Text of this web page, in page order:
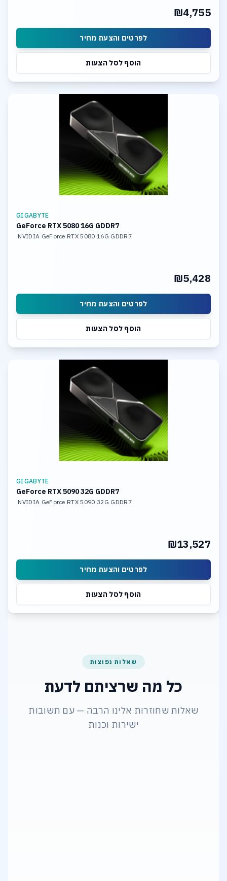
₪4,755
לפרטים והצעת מחיר
הוסף לסל הצעות
GIGABYTE
GeForce RTX 5080 16G GDDR7
NVIDIA GeForce RTX 5080 16G GDDR7.
₪5,428
לפרטים והצעת מחיר
הוסף לסל הצעות
GIGABYTE
GeForce RTX 5090 32G GDDR7
NVIDIA GeForce RTX 5090 32G GDDR7.
₪13,527
לפרטים והצעת מחיר
הוסף לסל הצעות
שאלות נפוצות
כל מה שרציתם לדעת
שאלות שחוזרות אלינו הרבה — עם תשובות
ישירות וכנות